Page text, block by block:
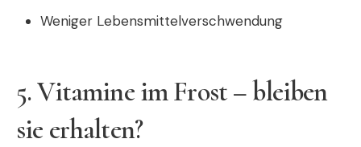
Weniger Lebensmittelverschwendung
5. Vitamine im Frost – bleiben
sie erhalten?